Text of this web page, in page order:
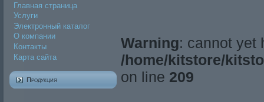
Главная страница
Услуги
Электронный каталог
О компании
Контакты
Карта сайта
Продукция
Warning: cannot yet
/home/kitstore/
on line 209